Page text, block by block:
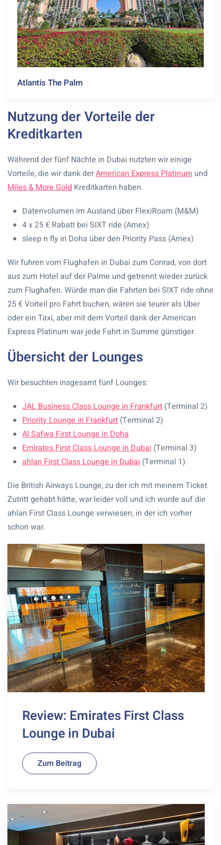
Atlantis The Palm
Nutzung der Vorteile der
Kreditkarten
Während der fünf Nächte in Dubai nutzten wir einige
Vorteile, die wir dank derAmerican Express Platinum und
Miles & More Gold Kreditkarten haben.
Datenvolumen im Ausland über FlexiRoam (M&M)
4 x 25 € Rabatt bei SIXT ride (Amex)
sleep n fly in Doha über den Priority Pass (Amex)
Wir fuhren vom Flughafen in Dubai zum Conrad, von dort
aus zum Hotel auf der Palme und getrennt wieder zurück
zum Flughafen. Würde man die Fahrten bei SIXT ride ohne
25 € Vorteil pro Fahrt buchen, wären sie teurer als Uber
oder ein Taxi, aber mit dem Vorteil dank der American
Express Platinum war jede Fahrt in Summe günstiger.
Übersicht der Lounges
Wir besuchten insgesamt fünf Lounges:
JAL Business Class Lounge in Frankfurt (Terminal 2)
Priority Lounge in Frankfurt (Terminal 2)
Al Safwa First Lounge in Doha
Emirates First Class Lounge in Dubai (Terminal 3)
ahlan First Class Lounge in Dubai (Terminal 1)
Die British Airways Lounge, zu der ich mit meinem Ticket
Zutritt gehabt hätte, war leider voll und ich wurde auf die
ahlan First Class Lounge verwiesen, in der ich vorher
schon war.
Review: Emirates First Class
Lounge in Dubai
Zum Beitrag